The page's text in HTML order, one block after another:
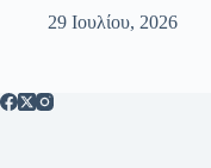
29 Ιουλίου, 2026